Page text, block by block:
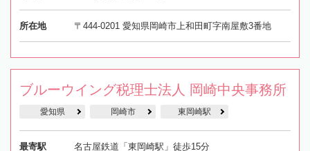
所在地 〒444-0201 愛知県岡崎市上和田町字南屋敷3番地
ブルーウイング税理士法人 岡崎中央事務所
愛知県 岡崎市 東岡崎駅
最寄駅 名古屋鉄道「東岡崎駅」徒歩15分